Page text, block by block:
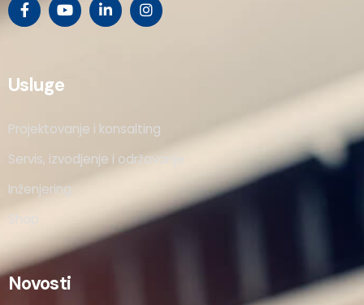
Usluge
Projektovanje i konsalting
Servis, izvodjenje i održavanje
Inženjering
Shop
Novosti